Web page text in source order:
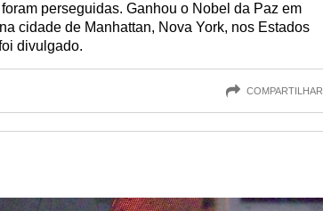
perseguidas. Ganhou o Nobel da Paz em
cidade de Manhattan, Nova York, nos Estados
divulgado.
COMPARTILHAR